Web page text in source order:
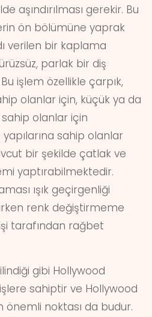
aşındırılması gerekir. Bu
ön bölümüne yaprak
verilen bir kaplama
parlak bir diş
işlem özellikle çarpık,
olanlar için, küçük ya da
olanlar için
sahip olanlar
bir şekilde çatlak ve
yaptırabilmektedir.
ışık geçirgenliği
renk değiştirmeme
tarafından rağbet
gibi Hollywood
sahiptir ve Hollywood
önemli noktası da budur.